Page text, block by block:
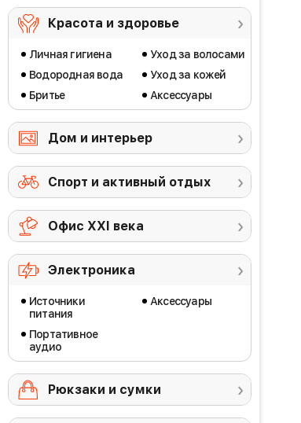
Красота и здоровье
Личная гигиена
Водородная вода
Бритье
Уход за волосами
Уход за кожей
Аксессуары
Дом и интерьер
Спорт и активный отдых
Офис ХХI века
Электроника
Источники
питания
Портативное
аудио
Аксессуары
Рюкзаки и сумки